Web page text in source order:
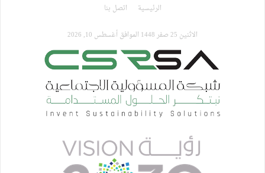
الرئيسية اتصل بنا
الاثنين 25 صفر 1448 الموافق أغسطس 10, 2026